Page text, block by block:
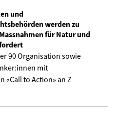
und
werden zu
für Natur und
90 Organisation sowie
mit
«Call to Action» an Z